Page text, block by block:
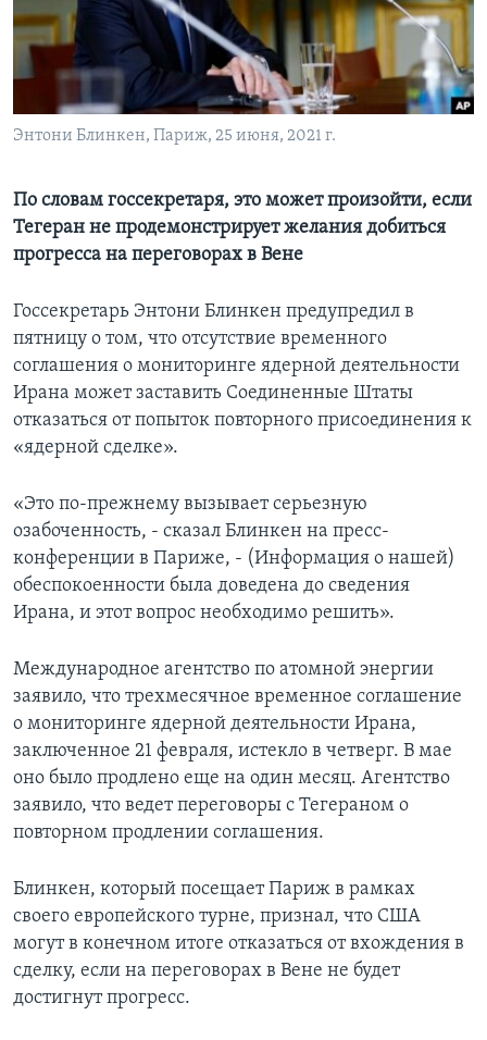
Learning English
Языки
Энтони Блинкен, Париж, 25 июня, 2021 г.
По словам госсекретаря, это может произойти, если
Тегеран не продемонстрирует желания добиться
прогресса на переговорах в Вене
Госсекретарь Энтони Блинкен предупредил в
пятницу о том, что отсутствие временного
соглашения о мониторинге ядерной деятельности
Ирана может заставить Соединенные Штаты
отказаться от попыток повторного присоединения к
«ядерной сделке».
«Это по-прежнему вызывает серьезную
озабоченность, - сказал Блинкен на пресс-
конференции в Париже, - (Информация о нашей)
обеспокоенности была доведена до сведения
Ирана, и этот вопрос необходимо решить».
Международное агентство по атомной энергии
заявило, что трехмесячное временное соглашение
о мониторинге ядерной деятельности Ирана,
заключенное 21 февраля, истекло в четверг. В мае
оно было продлено еще на один месяц. Агентство
заявило, что ведет переговоры с Тегераном о
повторном продлении соглашения.
Блинкен, который посещает Париж в рамках
своего европейского турне, признал, что США
могут в конечном итоге отказаться от вхождения в
сделку, если на переговорах в Вене не будет
достигнут прогресс.